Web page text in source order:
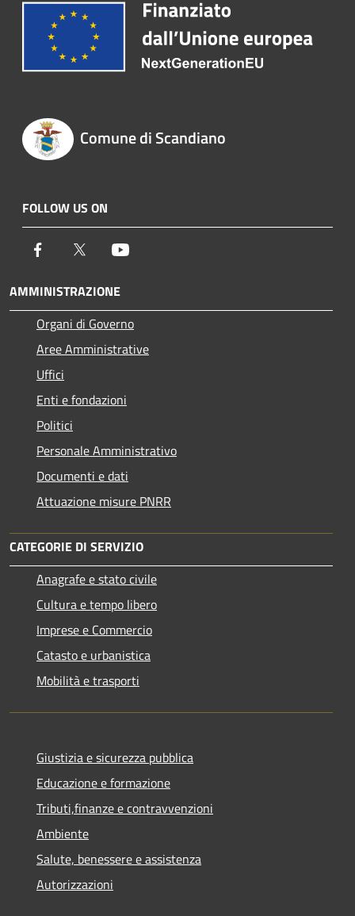
Comune di Scandiano
FOLLOW US ON
Facebook Twitter
AMMINISTRAZIONE
Organi di Governo
Aree Amministrative
Uffici
Enti e fondazioni
Politici
Personale Amministrativo
Documenti e dati
Attuazione misure PNRR
CATEGORIE DI SERVIZIO
Anagrafe e stato civile
Cultura e tempo libero
Imprese e Commercio
Catasto e urbanistica
Mobilità e trasporti
Giustizia e sicurezza pubblica
Educazione e formazione
Tributi,finanze e contravvenzioni
Ambiente
Salute, benessere e assistenza
Autorizzazioni